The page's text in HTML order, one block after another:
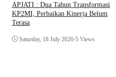
APJATI : Dua Tahun Transformasi
KP2MI, Perbaikan Kinerja Belum
Terasa
Saturday, 18 July 2026•5 Views